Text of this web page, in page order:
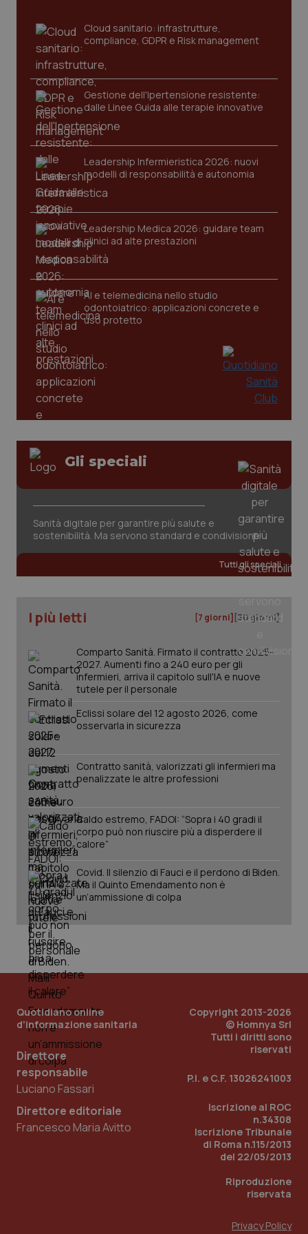
Cloud sanitario: infrastrutture,
compliance, GDPR e Risk management
Gestione dell'Ipertensione resistente:
dalle Linee Guida alle terapie innovative
Leadership Infermieristica 2026: nuovi
modelli di responsabilità e autonomia
Leadership Medica 2026: guidare team
clinici ad alte prestazioni
AI e telemedicina nello studio
odontoiatrico: applicazioni concrete e
uso protetto
Gli speciali
Sanità digitale per garantire più salute e
sostenibilità. Ma servono standard e condivisione
Tutti gli speciali
I più letti [7 giorni] [30 giorni]
Comparto Sanità. Firmato il contratto 2025-
2027. Aumenti fino a 240 euro per gli
infermieri, arriva il capitolo sull'IA e nuove
tutele per il personale
Eclissi solare del 12 agosto 2026, come
osservarla in sicurezza
Contratto sanità, valorizzati gli infermieri ma
penalizzate le altre professioni
Caldo estremo, FADOI: “Sopra i 40 gradi il
corpo può non riuscire più a disperdere il
calore”
Covid. Il silenzio di Fauci e il perdono di Biden.
Ma il Quinto Emendamento non è
un’ammissione di colpa
Quotidiano online
d'informazione sanitaria
Direttore
responsabile
Luciano Fassari
Direttore editoriale
Francesco Maria Avitto
Copyright 2013-2026
© Homnya Srl
Tutti i diritti sono
riservati
P.I. e C.F. 13026241003
Iscrizione al ROC
n.34308
Iscrizione Tribunale
di Roma n.115/2013
del 22/05/2013
Riproduzione
riservata
Privacy Policy
protette del sito. Il sito web non è in grado di
funzionare correttamente senza questi cookie.
Nome
VISITOR_PRIVACY_METADATA
YouTube
.youtube.com
CookieScriptConsent
CookieScript
www.quotidianosanita.it
www.quotidianosanita.it
tracking-sites-ironfish-
www.quotidianosanita.it
2
PHPSESSID
.quotidianosanita.it 1